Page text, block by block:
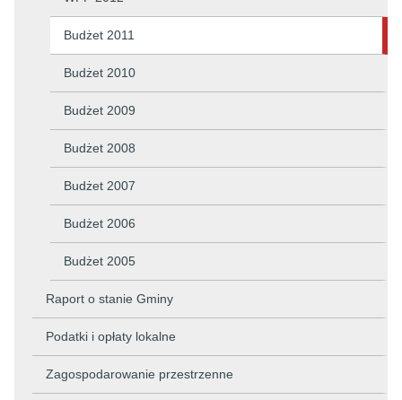
Budżet 2011
Budżet 2010
Budżet 2009
Budżet 2008
Budżet 2007
Budżet 2006
Budżet 2005
Raport o stanie Gminy
Podatki i opłaty lokalne
Zagospodarowanie przestrzenne